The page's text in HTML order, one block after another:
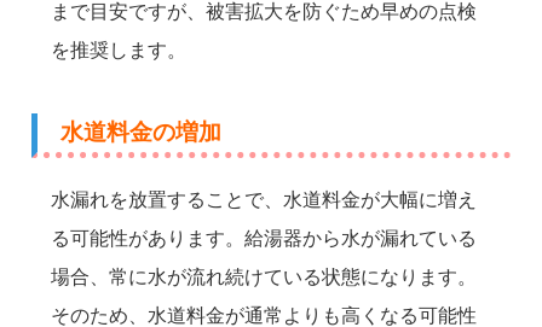
まで目安ですが、被害拡大を防ぐため早めの点検
を推奨します。
水道料金の増加
水漏れを放置することで、水道料金が大幅に増え
る可能性があります。給湯器から水が漏れている
場合、常に水が流れ続けている状態になります。
そのため、水道料金が通常よりも高くなる可能性